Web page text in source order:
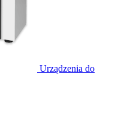
Urządzenia do